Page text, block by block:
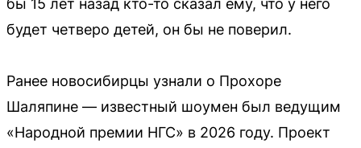
бы 15 лет назад кто-то сказал ему, что у него
будет четверо детей, он бы не поверил.
Ранее новосибирцы узнали о Прохоре
Шаляпине — известный шоумен был ведущим
«Народной премии НГС» в 2026 году. Проект